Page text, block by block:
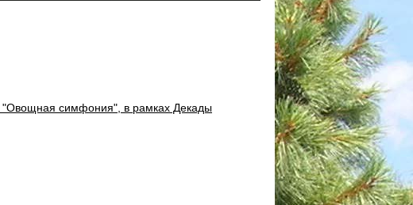
"Овощная симфония", в рамках Декады